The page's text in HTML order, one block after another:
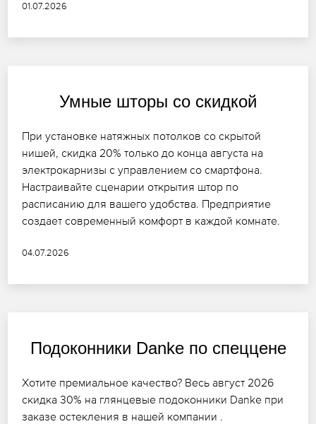
01.07.2026
Умные шторы со скидкой
При установке натяжных потолков со скрытой
нишей, скидка 20% только до конца августа на
электрокарнизы с управлением со смартфона.
Настраивайте сценарии открытия штор по
расписанию для вашего удобства. Предприятие
создает современный комфорт в каждой комнате.
04.07.2026
Подоконники Danke по спеццене
Хотите премиальное качество? Весь август 2026
скидка 30% на глянцевые подоконники Danke при
заказе остекления в нашей компании .